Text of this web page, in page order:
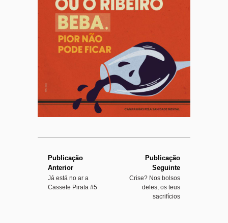
o
7
Publicação
Anterior
Já está no ar a
Cassete Pirata #5
Publicação
Seguinte
Crise? Nos bolsos
deles, os teus
sacrifícios